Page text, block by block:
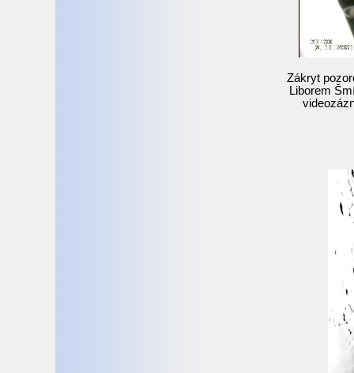
Zákryt
Liborem